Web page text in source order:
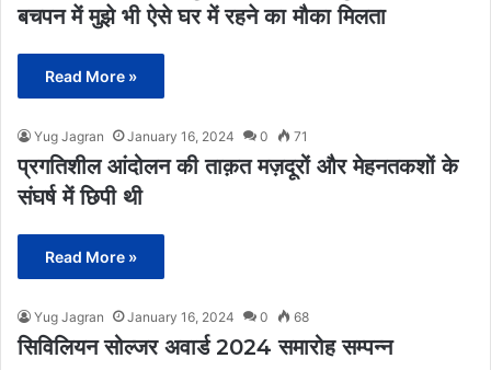
बचपन में मुझे भी ऐसे घर में रहने का मौका मिलता
Read More »
Yug Jagran January 16, 2024 0 71
प्रगतिशील आंदोलन की ताक़त मज़दूरों और मेहनतकशों के
संघर्ष में छिपी थी
Read More »
Yug Jagran January 16, 2024 0 68
सिविलियन सोल्जर अवार्ड 2024 समारोह सम्पन्न